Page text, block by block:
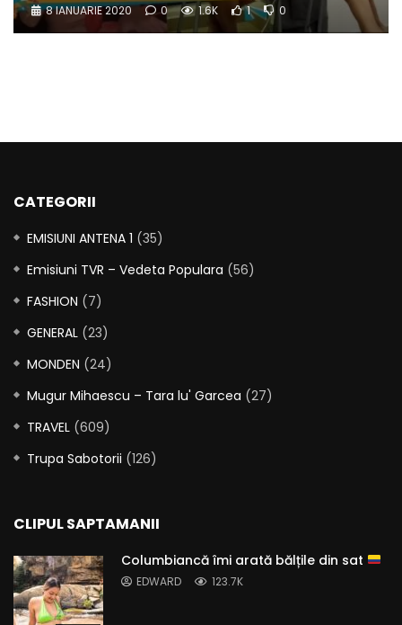
8 IANUARIE 2020 0 1.6K 1 0
CATEGORII
EMISIUNI ANTENA 1 (35)
Emisiuni TVR – Vedeta Populara (56)
FASHION (7)
GENERAL (23)
MONDEN (24)
Mugur Mihaescu – Tara lu' Garcea (27)
TRAVEL (609)
Trupa Sabotorii (126)
CLIPUL SAPTAMANII
Columbiancă îmi arată bălțile din sat
EDWARD 123.7K